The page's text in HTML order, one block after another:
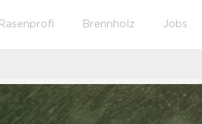
Brennholz Jobs